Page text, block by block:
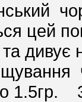
цей
та